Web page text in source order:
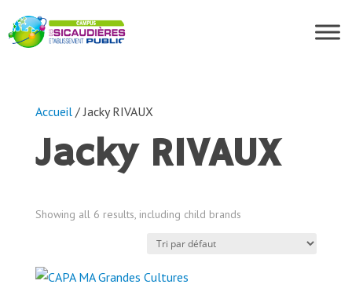
Accueil/ Jacky RIVAUX
Jacky RIVAUX
Showing all 6 results, including child brands